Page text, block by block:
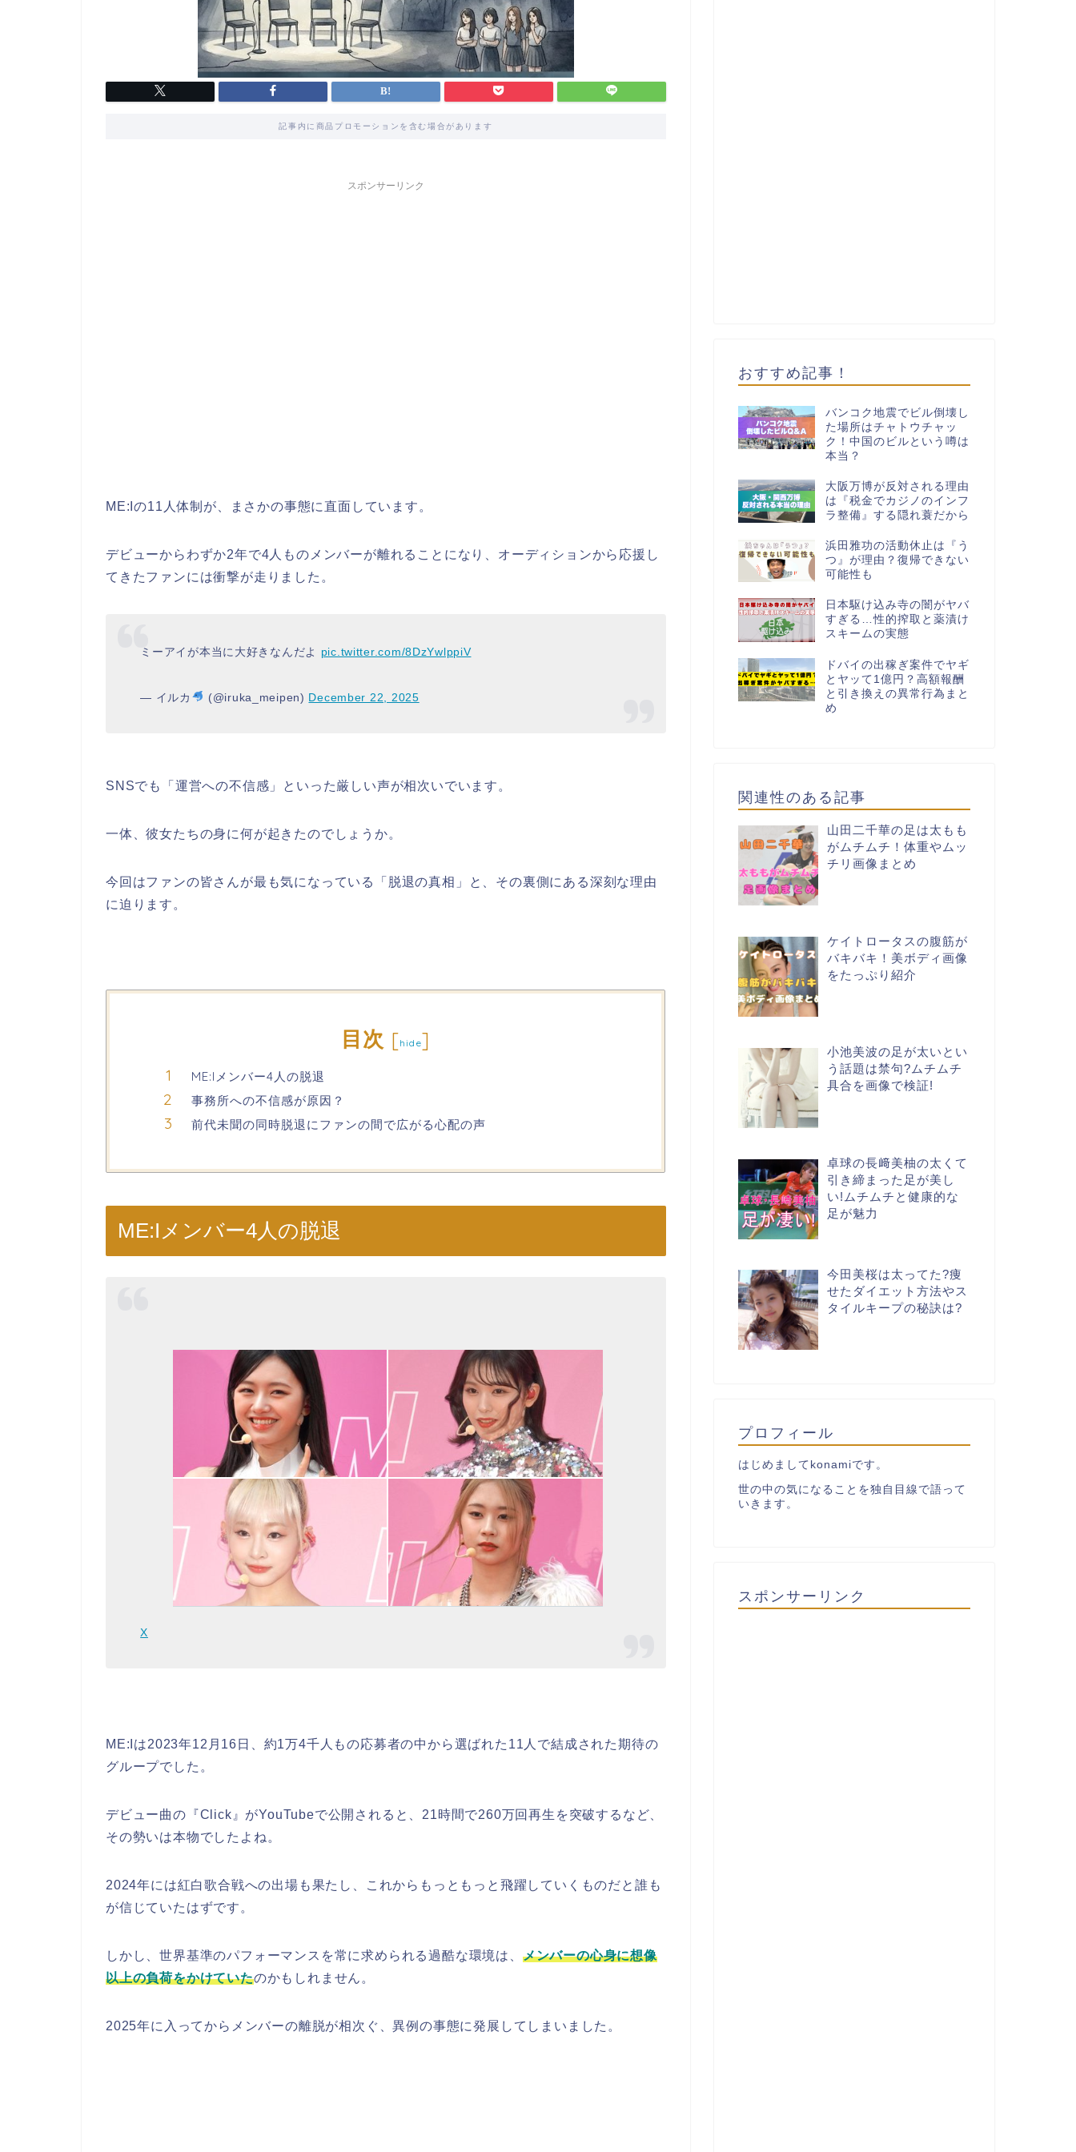
記事内に商品プロモーションを含む場合があります
スポンサーリンク
ME:Iの11人体制が、まさかの事態に直面しています。
デビューからわずか2年で4人ものメンバーが離れることになり、オーディションから応援し
てきたファンには衝撃が走りました。
ミーアイが本当に大好きなんだよ pic.twitter.com/8DzYwlppiV
— イルカ (@iruka_meipen) December 22, 2025
SNSでも「運営への不信感」といった厳しい声が相次いでいます。
一体、彼女たちの身に何が起きたのでしょうか。
今回はファンの皆さんが最も気になっている「脱退の真相」と、その裏側にある深刻な理由
に迫ります。
目次 [hide]
ME:Iメンバー4人の脱退
事務所への不信感が原因？
前代未聞の同時脱退にファンの間で広がる心配の声
ME:Iメンバー4人の脱退
X
ME:Iは2023年12月16日、約1万4千人もの応募者の中から選ばれた11人で結成された期待の
グループでした。
デビュー曲の『Click』がYouTubeで公開されると、21時間で260万回再生を突破するなど、
その勢いは本物でしたよね。
2024年には紅白歌合戦への出場も果たし、これからもっともっと飛躍していくものだと誰も
が信じていたはずです。
しかし、世界基準のパフォーマンスを常に求められる過酷な環境は、 メンバーの心身に想像
以上の負荷をかけていたのかもしれません。
2025年に入ってからメンバーの離脱が相次ぐ、異例の事態に発展してしまいました。
おすすめ記事！
バンコク地震でビル倒壊し
た場所はチャトウチャッ
ク！中国のビルという噂は
本当？
大阪万博が反対される理由
は『税金でカジノのインフ
ラ整備』する隠れ蓑だから
浜田雅功の活動休止は『う
つ』が理由？復帰できない
可能性も
日本駆け込み寺の闇がヤバ
すぎる…性的搾取と薬漬け
スキームの実態
ドバイの出稼ぎ案件でヤギ
とヤッて1億円？高額報酬
と引き換えの異常行為まと
め
関連性のある記事
山田二千華の足は太もも
がムチムチ！体重やムッ
チリ画像まとめ
ケイトロータスの腹筋が
バキバキ！美ボディ画像
をたっぷり紹介
小池美波の足が太いとい
う話題は禁句?ムチムチ
具合を画像で検証!
卓球の長﨑美柚の太くて
引き締まった足が美し
い!ムチムチと健康的な
足が魅力
今田美桜は太ってた?痩
せたダイエット方法やス
タイルキープの秘訣は?
プロフィール
はじめましてkonamiです。
世の中の気になることを独自目線で語って
いきます。
スポンサーリンク